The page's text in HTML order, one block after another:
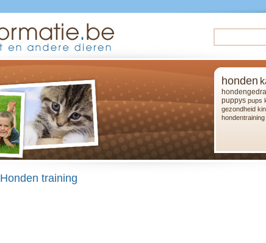
honden
puppys pups
gezondheid
hondentraining
Honden training